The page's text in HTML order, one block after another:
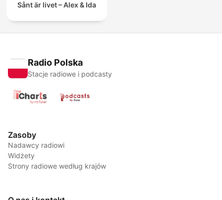
Sånt är livet – Alex & Ida
Radio Polska
Stacje radiowe i podcasty
Zasoby
Nadawcy radiowi
Widżety
Strony radiowe według krajów